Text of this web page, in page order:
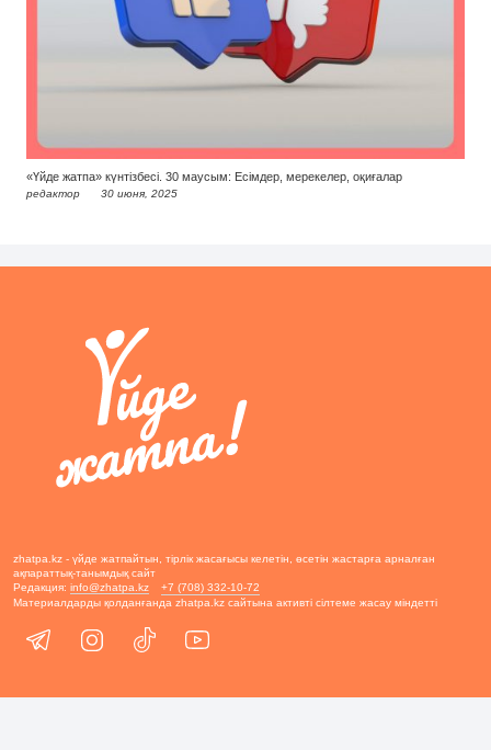
«Үйде жатпа» күнтізбесі. 30 маусым: Есімдер, мерекелер, оқиғалар
редактор 30 июня, 2025
zhatpa.kz - үйде жатпайтын, тірлік жасағысы келетін, өсетін жастарға арналған
ақпараттық-танымдық сайт
Редакция: info@zhatpa.kz
+7 (708) 332-10-72
Материалдарды қолданғанда zhatpa.kz сайтына активті сілтеме жасау міндетті